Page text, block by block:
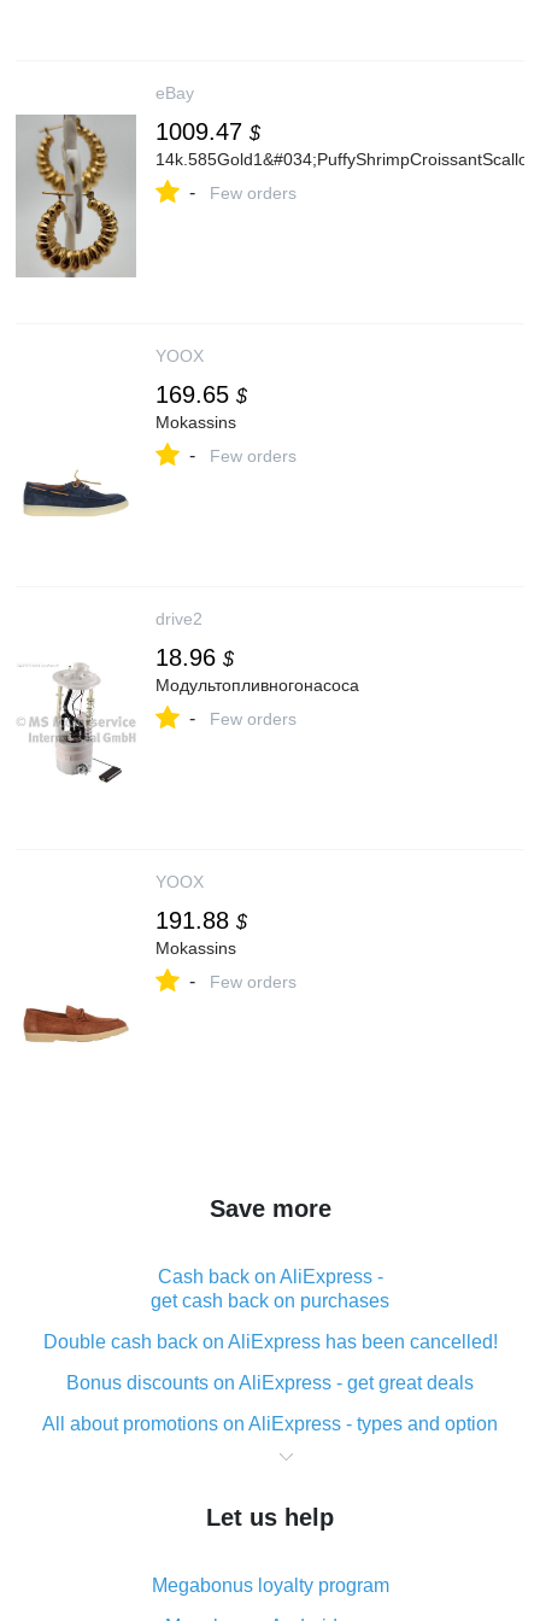
eBay
1009.47 $
- Few orders
YOOX
169.65 $
Mokassins
- Few orders
drive2
18.96 $
Модультопливногонасоса
- Few orders
YOOX
191.88 $
Mokassins
- Few orders
Save more
Cash back on AliExpress -
get cash back on purchases
Double cash back on AliExpress has been cancelled!
Bonus discounts on AliExpress - get great deals
All about promotions on AliExpress - types and option
What is cash back when making purchases on
The best place to download cash back for AliExpress
What is the AliExpress cash back plugin and what are
Let us help
Megabonus loyalty program